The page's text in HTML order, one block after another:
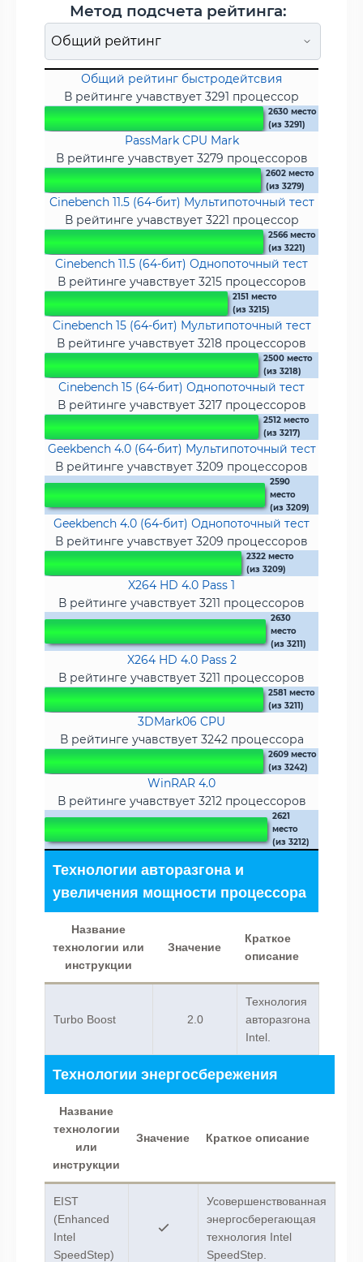
Метод подсчета рейтинга:
Общий рейтинг быстродейтсвия
В рейтинге учавствует 3291 процессор
2630 место
(из 3291)
PassMark CPU Mark
В рейтинге учавствует 3279 процессоров
2602 место
(из 3279)
Cinebench 11.5 (64-бит) Мультипоточный тест
В рейтинге учавствует 3221 процессор
2566 место
(из 3221)
Cinebench 11.5 (64-бит) Однопоточный тест
В рейтинге учавствует 3215 процессоров
2151 место
(из 3215)
Cinebench 15 (64-бит) Мультипоточный тест
В рейтинге учавствует 3218 процессоров
2500 место
(из 3218)
Cinebench 15 (64-бит) Однопоточный тест
В рейтинге учавствует 3217 процессоров
2512 место
(из 3217)
Geekbench 4.0 (64-бит) Мультипоточный тест
В рейтинге учавствует 3209 процессоров
2590
место
(из 3209)
Geekbench 4.0 (64-бит) Однопоточный тест
В рейтинге учавствует 3209 процессоров
2322 место
(из 3209)
X264 HD 4.0 Pass 1
В рейтинге учавствует 3211 процессоров
2630
место
(из 3211)
X264 HD 4.0 Pass 2
В рейтинге учавствует 3211 процессоров
2581 место
(из 3211)
3DMark06 CPU
В рейтинге учавствует 3242 процессора
2609 место
(из 3242)
WinRAR 4.0
В рейтинге учавствует 3212 процессоров
2621
место
(из 3212)
Технологии авторазгона и
увеличения мощности процессора
Название
технологии или
инструкции
Значение
Краткое
описание
Turbo Boost 2.0
Технология
авторазгона
Intel.
Технологии энергосбережения
Название
технологии
или
инструкции
Значение Краткое описание
EIST
(Enhanced
Intel
SpeedStep)
Усовершенствованная
энергосберегающая
технология Intel
SpeedStep.